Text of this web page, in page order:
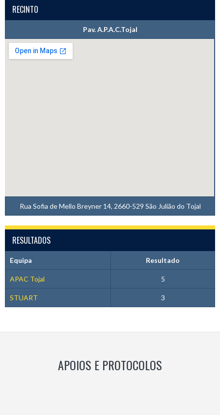
RECINTO
Pav. A.P.A.C.Tojal
Rua Sofia de Mello Breyner 14, 2660-529 São Julião do Tojal
RESULTADOS
Equipa Resultado
APAC Tojal 5
STUART 3
APOIOS E PROTOCOLOS